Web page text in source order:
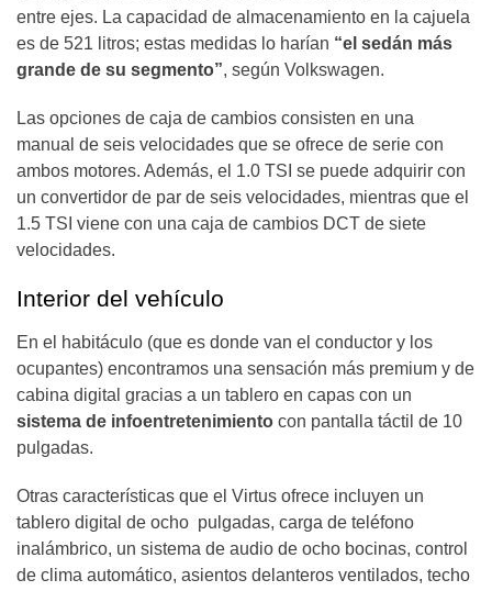
entre ejes. La capacidad de almacenamiento en la cajuela
es de 521 litros; estas medidas lo harían “el sedán más
grande de su segmento”, según Volkswagen.
Las opciones de caja de cambios consisten en una
manual de seis velocidades que se ofrece de serie con
ambos motores. Además, el 1.0 TSI se puede adquirir con
un convertidor de par de seis velocidades, mientras que el
1.5 TSI viene con una caja de cambios DCT de siete
velocidades.
Interior del vehículo
En el habitáculo (que es donde van el conductor y los
ocupantes) encontramos una sensación más premium y de
cabina digital gracias a un tablero en capas con un
sistema de infoentretenimiento con pantalla táctil de 10
pulgadas.
Otras características que el Virtus ofrece incluyen un
tablero digital de ocho pulgadas, carga de teléfono
inalámbrico, un sistema de audio de ocho bocinas, control
de clima automático, asientos delanteros ventilados, techo